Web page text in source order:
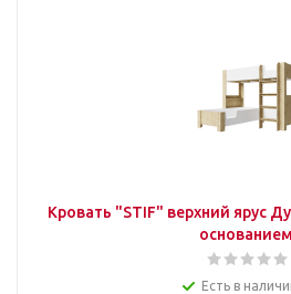
Кровать "STIF" верхний ярус
Есть в